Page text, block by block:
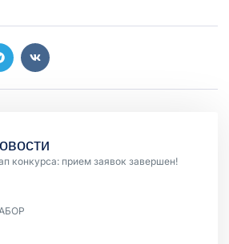
конкурса: прием заявок завершен!